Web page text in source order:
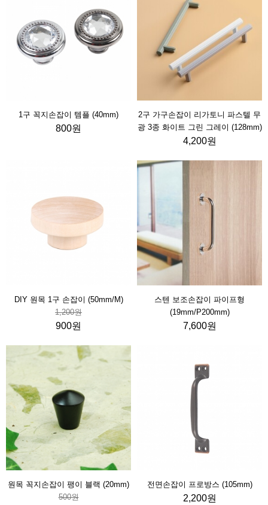
1구 꼭지손잡이 템플 (40mm)
800원
2구 가구손잡이 리가토니 파스텔 무
광 3종 화이트 그린 그레이 (128mm)
4,200원
DIY 원목 1구 손잡이 (50mm/M)
1,200원
900원
스텐 보조손잡이 파이프형
(19mm/P200mm)
7,600원
원목 꼭지손잡이 팽이 블랙 (20mm)
500원
전면손잡이 프로방스 (105mm)
2,200원